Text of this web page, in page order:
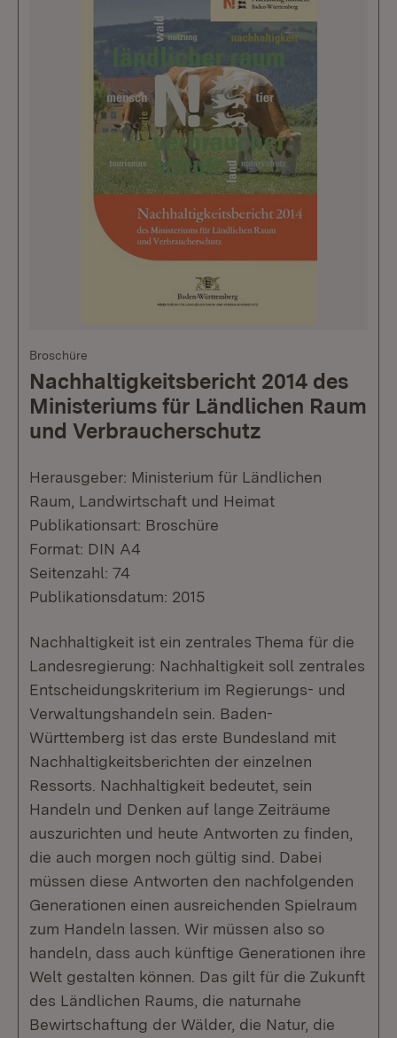
Broschüre
Nachhaltigkeitsbericht 2014 des
Ministeriums für Ländlichen Raum
und Verbraucherschutz
Herausgeber: Ministerium für Ländlichen
Raum, Landwirtschaft und Heimat
Publikationsart: Broschüre
Format: DIN A4
Seitenzahl: 74
Publikationsdatum: 2015
Nachhaltigkeit ist ein zentrales Thema für die
Landesregierung: Nachhaltigkeit soll zentrales
Entscheidungskriterium im Regierungs- und
Verwaltungshandeln sein. Baden-
Württemberg ist das erste Bundesland mit
Nachhaltigkeitsberichten der einzelnen
Ressorts. Nachhaltigkeit bedeutet, sein
Handeln und Denken auf lange Zeiträume
auszurichten und heute Antworten zu finden,
die auch morgen noch gültig sind. Dabei
müssen diese Antworten den nachfolgenden
Generationen einen ausreichenden Spielraum
zum Handeln lassen. Wir müssen also so
handeln, dass auch künftige Generationen ihre
Welt gestalten können. Das gilt für die Zukunft
des Ländlichen Raums, die naturnahe
Bewirtschaftung der Wälder, die Natur, die